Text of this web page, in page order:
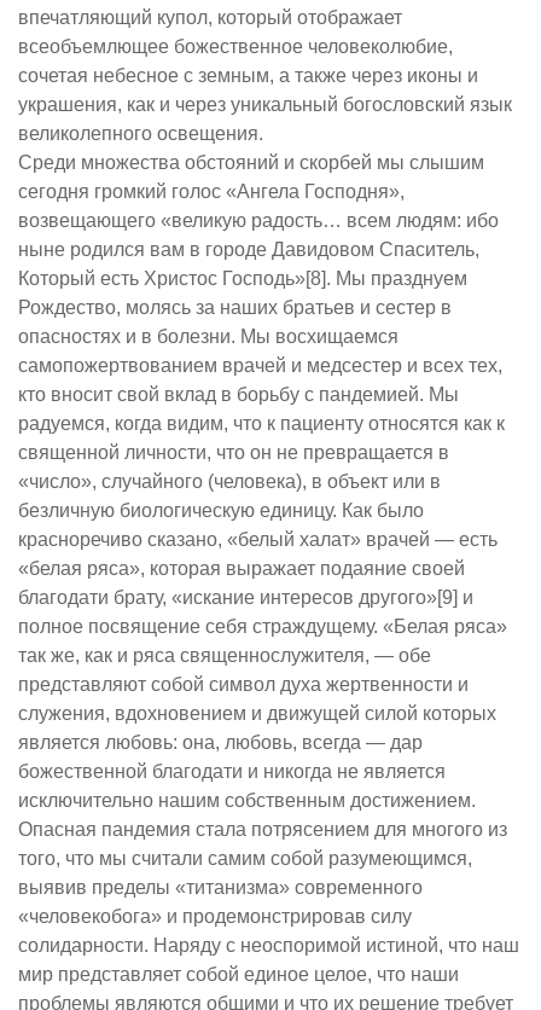
впечатляющий купол, который отображает
всеобъемлющее божественное человеколюбие,
сочетая небесное с земным, а также через иконы и
украшения, как и через уникальный богословский язык
великолепного освещения.
Среди множества обстояний и скорбей мы слышим
сегодня громкий голос «Ангела Господня»,
возвещающего «великую радость… всем людям: ибо
ныне родился вам в городе Давидовом Спаситель,
Который есть Христос Господь»[8]. Мы празднуем
Рождество, молясь за наших братьев и сестер в
опасностях и в болезни. Мы восхищаемся
самопожертвованием врачей и медсестер и всех тех,
кто вносит свой вклад в борьбу с пандемией. Мы
радуемся, когда видим, что к пациенту относятся как к
священной личности, что он не превращается в
«число», случайного (человека), в объект или в
безличную биологическую единицу. Как было
красноречиво сказано, «белый халат» врачей — есть
«белая ряса», которая выражает подаяние своей
благодати брату, «искание интересов другого»[9] и
полное посвящение себя страждущему. «Белая ряса»
так же, как и ряса священнослужителя, — обе
представляют собой символ духа жертвенности и
служения, вдохновением и движущей силой которых
является любовь: она, любовь, всегда — дар
божественной благодати и никогда не является
исключительно нашим собственным достижением.
Опасная пандемия стала потрясением для многого из
того, что мы считали самим собой разумеющимся,
выявив пределы «титанизма» современного
«человекобога» и продемонстрировав силу
солидарности. Наряду с неоспоримой истиной, что наш
мир представляет собой единое целое, что наши
проблемы являются общими и что их решение требует